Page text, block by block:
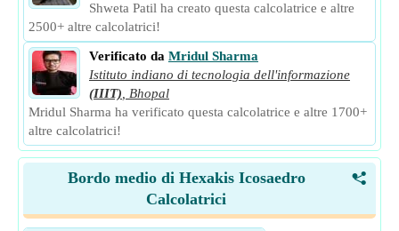
Shweta Patil ha creato questa calcolatrice e altre
2500+ altre calcolatrici!
Verificato da Mridul Sharma
Istituto indiano di tecnologia dell'informazione
(IIIT)
Bhopal
Mridul Sharma ha verificato questa calcolatrice e altre 1700+
altre calcolatrici!
<
Bordo medio di Hexakis Icosaedro
Calcolatrici